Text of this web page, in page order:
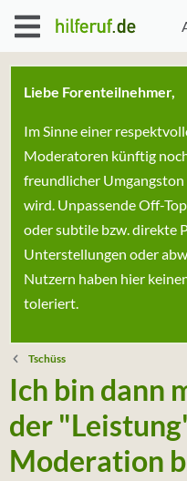
Liebe Forenteilnehmer,
Im Sinne einer
Moderatoren künftig
freundlicher
wird. Unpassende Off-
oder subtile bzw. direkte
Unterstellungen oder
Nutzern haben hier
toleriert.
Tschüss
Ich bin dann
der
Moderation